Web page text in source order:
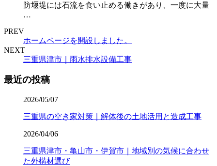
防堰堤には石流を食い止める働きがあり、一度に大量
…
PREV
ホームページを開設しました。
NEXT
三重県津市｜雨水排水設備工事
最近の投稿
2026/05/07
三重県の空き家対策｜解体後の土地活用と造成工事
2026/04/06
三重県津市・亀山市・伊賀市｜地域別の気候に合わせ
た外構材選び